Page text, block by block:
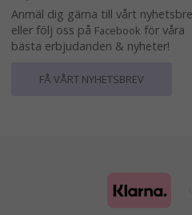
Anmäl dig gärna till vårt
eller följ oss på Facebook för våra
bästa erbjudanden & nyheter!
FÅ VÅRT NYHETSBREV